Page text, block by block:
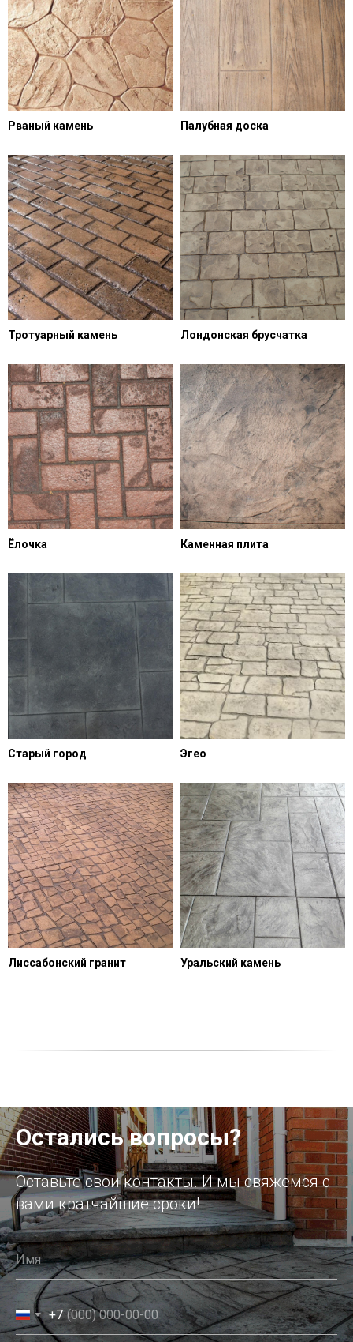
Рваный камень Палубная доска
Тротуарный камень Лондонская брусчатка
Ёлочка Каменная плита
Старый город Эгео
Лиссабонский гранит Уральский камень
Остались вопросы?
Оставьте свои контакты. И мы свяжемся с
вами кратчайшие сроки!
+7